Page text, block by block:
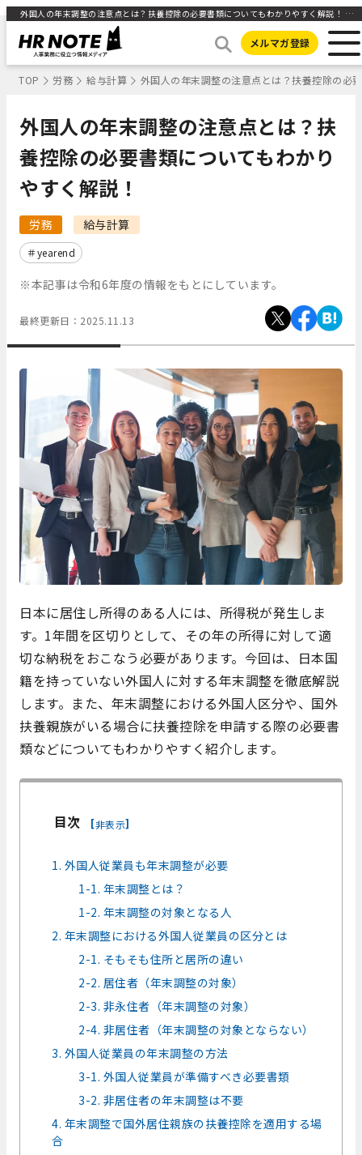
外国人の年末調整の注意点とは？扶養控除の必要書類についてもわかりやすく解説！ ｜HR NOTE
メルマガ登録
TOP 労務 給与計算 外国人の年末調整の注意点とは？扶養控除の必
外国人の年末調整の注意点とは？扶
養控除の必要書類についてもわかり
やすく解説！
労務 給与計算
yearend
※本記事は令和6年度の情報をもとにしています。
最終更新日： 2025.11.13
日本に居住し所得のある人には、所得税が発生しま
す。1年間を区切りとして、その年の所得に対して適
切な納税をおこなう必要があります。今回は、日本国
籍を持っていない外国人に対する年末調整を徹底解説
します。また、年末調整における外国人区分や、国外
扶養親族がいる場合に扶養控除を申請する際の必要書
類などについてもわかりやすく紹介します。
目次 [非表示]
1. 外国人従業員も年末調整が必要
1-1. 年末調整とは？
1-2. 年末調整の対象となる人
2. 年末調整における外国人従業員の区分とは
2-1. そもそも住所と居所の違い
2-2. 居住者（年末調整の対象）
2-3. 非永住者（年末調整の対象）
2-4. 非居住者（年末調整の対象とならない）
3. 外国人従業員の年末調整の方法
3-1. 外国人従業員が準備すべき必要書類
3-2. 非居住者の年末調整は不要
4. 年末調整で国外居住親族の扶養控除を適用する場
合